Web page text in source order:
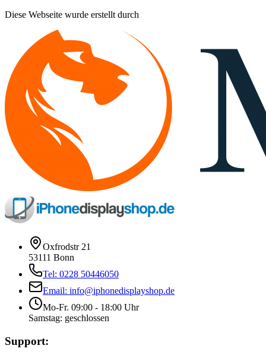
Diese Webseite wurde erstellt durch
Oxfrodstr 21
53111 Bonn
Tel: 0228 50446050
Email: info@iphonedisplayshop.de
Mo-Fr. 09:00 - 18:00 Uhr
Samstag: geschlossen
Support: